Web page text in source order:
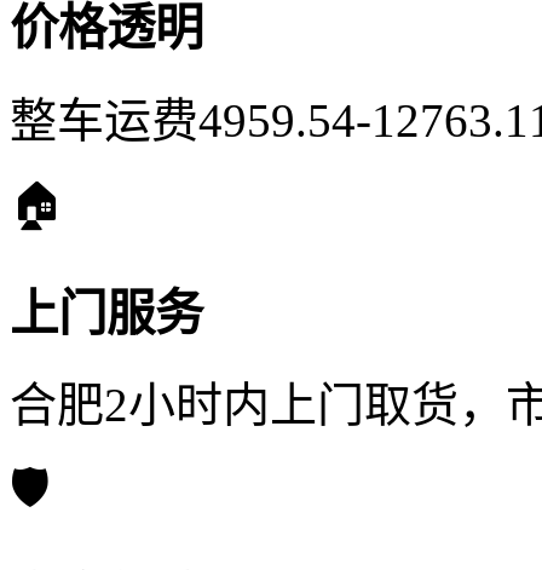
价格透明
整车运费4959.54-
🏠
上门服务
合肥2小时内上门取货，
🛡️